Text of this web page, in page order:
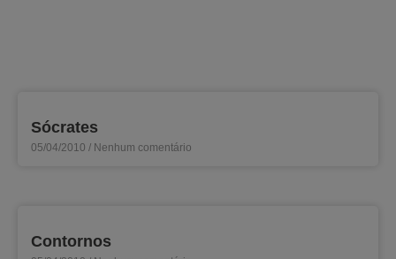
Sócrates
05/04/2010 Nenhum comentário
Contornos